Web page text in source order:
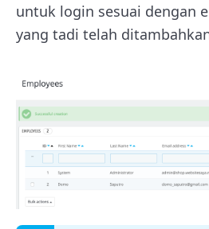
untuk login sesuai dengan
yang tadi telah